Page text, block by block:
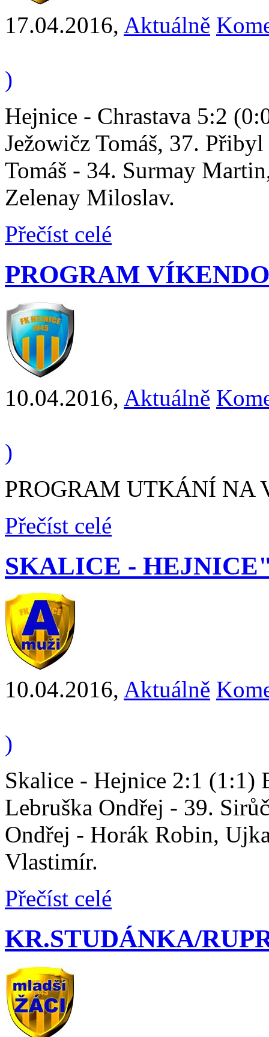
17.04.2016, Aktuálně
)
Hejnice - Chrastava 5:2
Ježowičz Tomáš, 37.
Tomáš - 34. Surmay
Zelenay Miloslav.
Přečíst celé
PROGRAM
10.04.2016, Aktuálně
)
PROGRAM UTKÁNÍ NA
Přečíst celé
SKALICE -
10.04.2016, Aktuálně
)
Skalice - Hejnice 2:1 (1:1)
Lebruška Ondřej - 39.
Ondřej - Horák Robin,
Vlastimír.
Přečíst celé
KR.STUDÁNKA/